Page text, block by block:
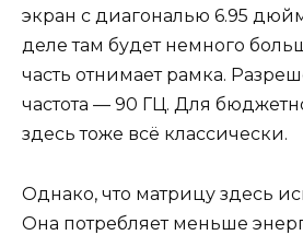
экран с диагональю 6.95
деле там будет немного
часть отнимает рамка.
частота — 90 ГЦ. Для
здесь тоже всё классически.
Однако, что матрицу здесь
Она потребляет меньше